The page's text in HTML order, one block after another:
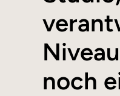
noch